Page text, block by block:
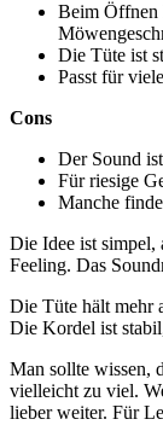
Beim Öffnen
Die Tüte ist
Passt für
Cons
Der Sound
Für riesige
Manche
Die Idee ist simpel,
Feeling. Das
Die Tüte hält mehr
Die Kordel ist
Man sollte wissen,
vielleicht zu viel.
lieber weiter. Für